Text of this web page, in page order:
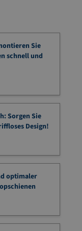
Sie
schnell und
Sorgen Sie
Design!
optimaler